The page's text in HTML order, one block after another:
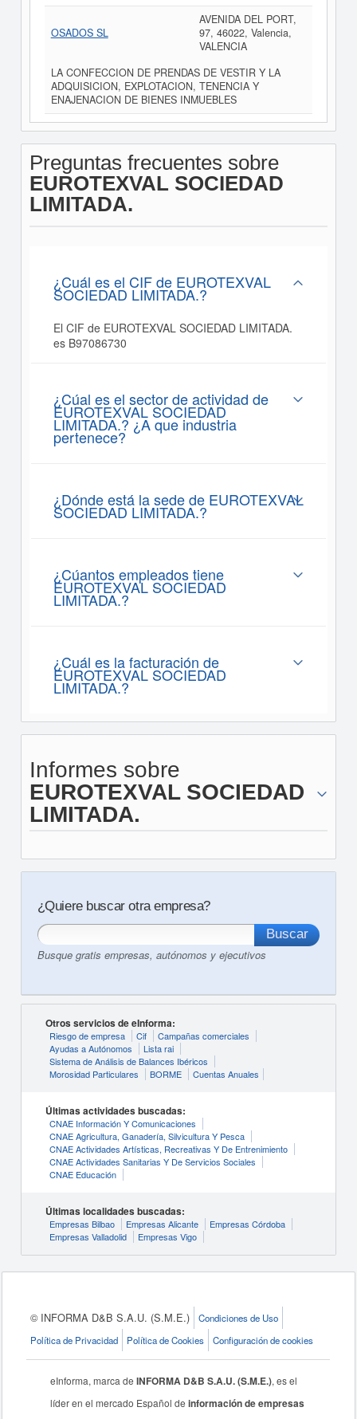
OSADOS SL
AVENIDA DEL PORT,
97, 46022, Valencia,
VALENCIA
LA CONFECCION DE PRENDAS DE VESTIR Y LA
ADQUISICION, EXPLOTACION, TENENCIA Y
ENAJENACION DE BIENES INMUEBLES
Preguntas frecuentes sobre
EUROTEXVAL SOCIEDAD
LIMITADA.
¿Cuál es el CIF de EUROTEXVAL
SOCIEDAD LIMITADA.?
El CIF de EUROTEXVAL SOCIEDAD LIMITADA.
es B97086730
¿Cúal es el sector de actividad de
EUROTEXVAL SOCIEDAD
LIMITADA.? ¿A que industria
pertenece?
¿Dónde está la sede de EUROTEXVAL
SOCIEDAD LIMITADA.?
¿Cúantos empleados tiene
EUROTEXVAL SOCIEDAD
LIMITADA.?
¿Cuál es la facturación de
EUROTEXVAL SOCIEDAD
LIMITADA.?
Informes sobre
EUROTEXVAL SOCIEDAD
LIMITADA.
¿Quiere buscar otra empresa?
Busque gratis empresas, autónomos y ejecutivos
Otros servicios de eInforma:
Riesgo de empresa Cif
Campañas comerciales
Ayudas a Autónomos
Lista rai
Sistema de Análisis de Balances Ibéricos
Morosidad Particulares
BORME Cuentas Anuales
Últimas actividades buscadas:
CNAE Información Y Comunicaciones
CNAE Agricultura, Ganadería, Silvicultura Y Pesca
CNAE Actividades Artísticas, Recreativas Y De Entrenimiento
CNAE Actividades Sanitarias Y De Servicios Sociales
CNAE Educación
Últimas localidades buscadas:
Empresas Bilbao Empresas Alicante
Empresas Córdoba
Empresas Valladolid
Empresas Vigo
© INFORMA D&B S.A.U. (S.M.E.)
Condiciones de Uso
Política de Privacidad
Política de Cookies Configuración de cookies
eInforma, marca deINFORMA D&B S.A.U. (S.M.E.), es el
líder en el mercado Español deinformación de empresas